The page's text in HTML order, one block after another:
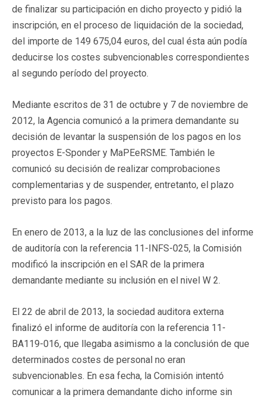
de finalizar su participación en dicho proyecto y pidió la
inscripción, en el proceso de liquidación de la sociedad,
del importe de 149 675,04 euros, del cual ésta aún podía
deducirse los costes subvencionables correspondientes
al segundo período del proyecto.
Mediante escritos de 31 de octubre y 7 de noviembre de
2012, la Agencia comunicó a la primera demandante su
decisión de levantar la suspensión de los pagos en los
proyectos E-Sponder y MaPEeRSME. También le
comunicó su decisión de realizar comprobaciones
complementarias y de suspender, entretanto, el plazo
previsto para los pagos.
En enero de 2013, a la luz de las conclusiones del informe
de auditoría con la referencia 11-INFS-025, la Comisión
modificó la inscripción en el SAR de la primera
demandante mediante su inclusión en el nivel W 2.
El 22 de abril de 2013, la sociedad auditora externa
finalizó el informe de auditoría con la referencia 11-
BA119-016, que llegaba asimismo a la conclusión de que
determinados costes de personal no eran
subvencionables. En esa fecha, la Comisión intentó
comunicar a la primera demandante dicho informe sin